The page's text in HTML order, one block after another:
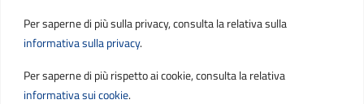
Per saperne di più sulla privacy, consulta la relativa sulla
informativa sulla privacy.
Per saperne di più rispetto ai cookie, consulta la relativa
informativa sui cookie.
contribuenti@sogetspa.it
SEGUICI SU